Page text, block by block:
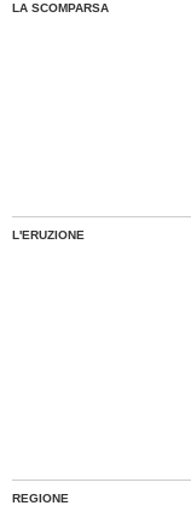
LA SCOMPARSA
L'ERUZIONE
REGIONE